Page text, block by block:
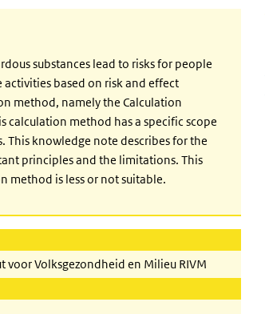
substances lead to risks for people
based on risk and effect
method, namely the Calculation
method has a specific scope
knowledge note describes for the
principles and the limitations. This
method is less or not suitable.
voor Volksgezondheid en Milieu RIVM